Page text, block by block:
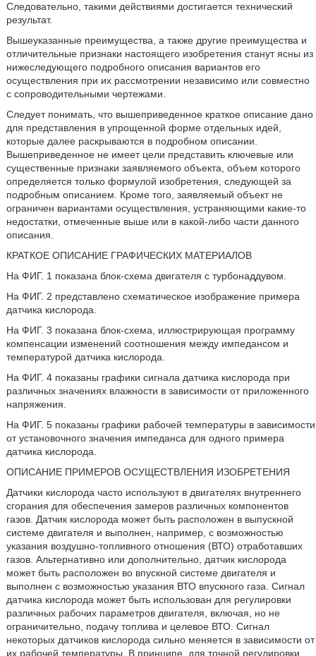
Следовательно, такими действиями достигается технический
результат.
Вышеуказанные преимущества, а также другие преимущества и
отличительные признаки настоящего изобретения станут ясны из
нижеследующего подробного описания вариантов его
осуществления при их рассмотрении независимо или совместно
с сопроводительными чертежами.
Следует понимать, что вышеприведенное краткое описание дано
для представления в упрощенной форме отдельных идей,
которые далее раскрываются в подробном описании.
Вышеприведенное не имеет цели представить ключевые или
существенные признаки заявляемого объекта, объем которого
определяется только формулой изобретения, следующей за
подробным описанием. Кроме того, заявляемый объект не
ограничен вариантами осуществления, устраняющими какие-то
недостатки, отмеченные выше или в какой-либо части данного
описания.
КРАТКОЕ ОПИСАНИЕ ГРАФИЧЕСКИХ МАТЕРИАЛОВ
На ФИГ. 1 показана блок-схема двигателя с турбонаддувом.
На ФИГ. 2 представлено схематическое изображение примера
датчика кислорода.
На ФИГ. 3 показана блок-схема, иллюстрирующая программу
компенсации изменений соотношения между импедансом и
температурой датчика кислорода.
На ФИГ. 4 показаны графики сигнала датчика кислорода при
различных значениях влажности в зависимости от приложенного
напряжения.
На ФИГ. 5 показаны графики рабочей температуры в зависимости
от установочного значения импеданса для одного примера
датчика кислорода.
ОПИСАНИЕ ПРИМЕРОВ ОСУЩЕСТВЛЕНИЯ ИЗОБРЕТЕНИЯ
Датчики кислорода часто используют в двигателях внутреннего
сгорания для обеспечения замеров различных компонентов
газов. Датчик кислорода может быть расположен в выпускной
системе двигателя и выполнен, например, с возможностью
указания воздушно-топливного отношения (ВТО) отработавших
газов. Альтернативно или дополнительно, датчик кислорода
может быть расположен во впускной системе двигателя и
выполнен с возможностью указания ВТО впускного газа. Сигнал
датчика кислорода может быть использован для регулировки
различных рабочих параметров двигателя, включая, но не
ограничительно, подачу топлива и целевое ВТО. Сигнал
некоторых датчиков кислорода сильно меняется в зависимости от
их рабочей температуры. В принципе, для точной регулировки